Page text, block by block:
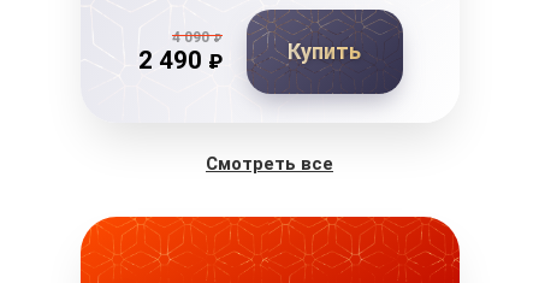
4 090₽
2 490 ₽ Купить
Смотреть все